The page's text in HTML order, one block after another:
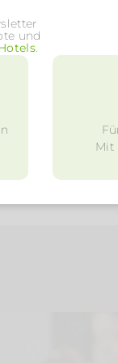
in
action
und
.
Mit